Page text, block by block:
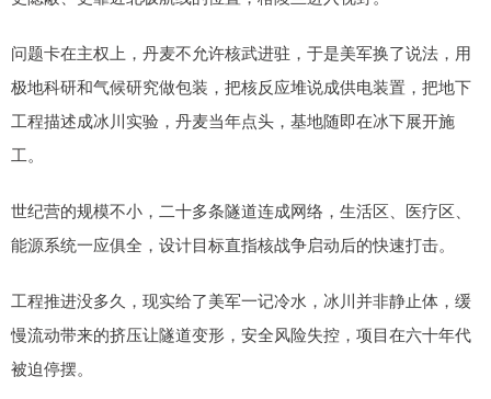
问题卡在主权上，丹麦不允许核武进驻，于是美军换了说法，用
极地科研和气候研究做包装，把核反应堆说成供电装置，把地下
工程描述成冰川实验，丹麦当年点头，基地随即在冰下展开施
工。
世纪营的规模不小，二十多条隧道连成网络，生活区、医疗区、
能源系统一应俱全，设计目标直指核战争启动后的快速打击。
工程推进没多久，现实给了美军一记冷水，冰川并非静止体，缓
慢流动带来的挤压让隧道变形，安全风险失控，项目在六十年代
被迫停摆。